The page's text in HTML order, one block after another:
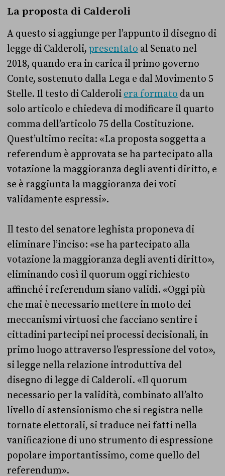
La proposta di Calderoli
A questo si aggiunge per l’appunto il disegno di
legge di Calderoli, presentato al Senato nel
2018, quando era in carica il primo governo
Conte, sostenuto dalla Lega e dal Movimento 5
Stelle. Il testo di Calderoli era formato da un
solo articolo e chiedeva di modificare il quarto
comma dell’articolo 75 della Costituzione.
Quest’ultimo recita: «La proposta soggetta a
referendum è approvata se ha partecipato alla
votazione la maggioranza degli aventi diritto, e
se è raggiunta la maggioranza dei voti
validamente espressi».
Il testo del senatore leghista proponeva di
eliminare l’inciso: «se ha partecipato alla
votazione la maggioranza degli aventi diritto»,
eliminando così il quorum oggi richiesto
affinché i referendum siano validi. «Oggi più
che mai è necessario mettere in moto dei
meccanismi virtuosi che facciano sentire i
cittadini partecipi nei processi decisionali, in
primo luogo attraverso l’espressione del voto»,
si legge nella relazione introduttiva del
disegno di legge di Calderoli. «Il quorum
necessario per la validità, combinato all’alto
livello di astensionismo che si registra nelle
tornate elettorali, si traduce nei fatti nella
vanificazione di uno strumento di espressione
popolare importantissimo, come quello del
referendum».